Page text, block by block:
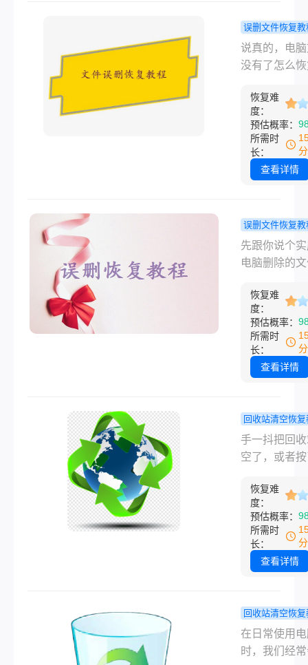
个U盘被快速
化，几十个
全没了。后
了一晚上，
数据居然真
来了。所以
化怎么恢复
事，核心就
别慌，也别
里存东西，
单到复杂的
绍几种方法
误格式化、
件系统出错
件故障等常
况。
误删文件恢复教
脑文件没有
么恢复？回
这几招亲测
回来！
说真的，电
没有了怎么
碰到过不止
去年换电脑
候，把旧硬
去想拷点东
果发现整个
后来折腾了
才把大部分
回来。如果
也正对着空
文件夹发愁
慌，这篇就
单到复杂的
把我试过确
的几个办法
来。
恢复难
度：
预估概率：
所需时
长：
查看详情
误删文件恢复教
脑删除的文
么恢复？我
方法！
先跟你说个
电脑删除的
或者被反复
绝大多数都
来。 关键不
什么高级工
在于你发现
里写任何新
去年夏天帮
照片，我手
了回收站，
清空了。她
色就变了，
面是刚给客
一整套活动
第二天就要
晚，试了好
成以上。从
我就特意研
恢复难
度：
预估概率：
所需时
长：
查看详情
回收站清空恢
回收站清空
能找回吗？
真正管用的
几招！
手一抖把回
空了，或者
文件，那一
真的慌——工
档、孩子的
攒了半年的
说没就没了
才搞明白电
站删除的文
恢复，方法
恢复难
度：
预估概率：
所需时
长：
查看详情
回收站清空恢
桌面文件误
空回收站恢
在日常使用
时，我们经